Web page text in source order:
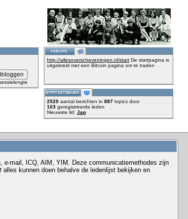
http://allesoverscheveningen.nl/start De startpagina is
uitgebreid met een Bitcoin pagina om te traden
2520 aantal berichten in 887 topics door
103 geregistreerde leden
Nieuwste lid: Jap
e-mail, ICQ, AIM, YIM. Deze communicatiemethodes zijn
alles kunnen doen behalve de ledenlijst bekijken en